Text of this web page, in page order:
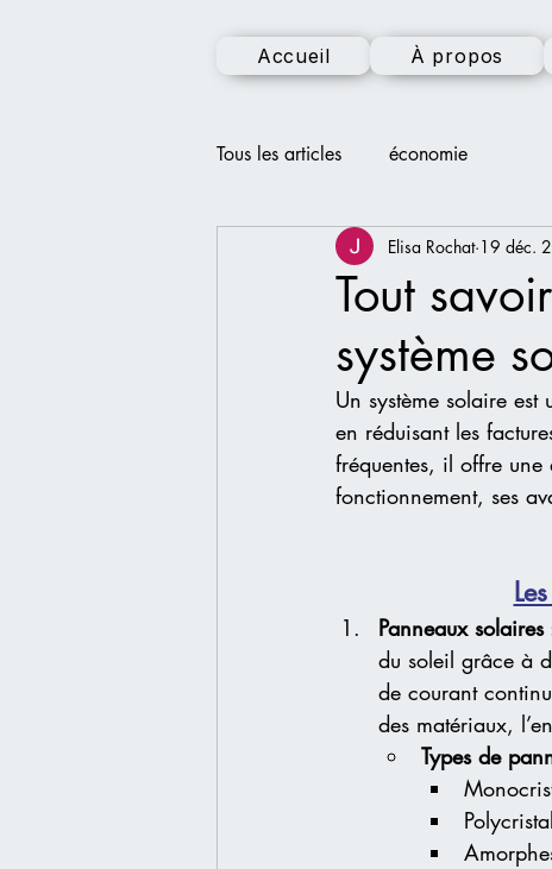
Accueil À propos
Tous les articles économie
Tout
système
Elisa Rochat 19 déc.
Un système solaire
en réduisant les
fréquentes, il offre
fonctionnement, ses
Panneaux solaires
du soleil grâce à
de courant
des matériaux,
Types de